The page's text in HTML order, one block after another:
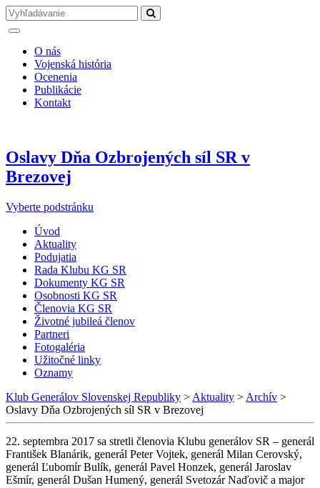
O nás
Vojenská história
Ocenenia
Publikácie
Kontakt
Oslavy Dňa Ozbrojených síl SR v
Brezovej
Vyberte podstránku
Úvod
Aktuality
Podujatia
Rada Klubu KG SR
Dokumenty KG SR
Osobnosti KG SR
Členovia KG SR
Životné jubileá členov
Partneri
Fotogaléria
Užitočné linky
Oznamy
Klub Generálov Slovenskej Republiky > Aktuality > Archív >
Oslavy Dňa Ozbrojených síl SR v Brezovej
22. septembra 2017 sa stretli členovia Klubu generálov SR – generál
František Blanárik, generál Peter Vojtek, generál Milan Cerovský,
generál Ľubomír Bulík, generál Pavel Honzek, generál Jaroslav
Ešmír, generál Dušan Humený, generál Svetozár Naďovič a major